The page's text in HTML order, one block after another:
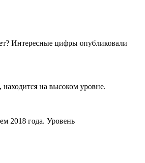
Интересные цифры опубликовали
на высоком уровне.
2018 года. Уровень